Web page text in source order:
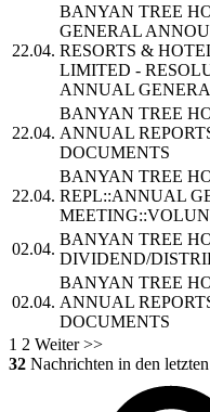
22.04.
BANYAN TREE
GENERAL
RESORTS &
LIMITED -
ANNUAL
22.04.
BANYAN TREE
ANNUAL
DOCUMENTS
22.04.
BANYAN TREE
REPL::ANNUAL
02.04.
BANYAN TREE
DIVIDEND/
02.04.
BANYAN TREE
ANNUAL
DOCUMENTS
1 2 Weiter >>
32 Nachrichten in den